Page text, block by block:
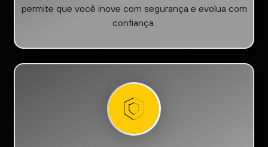
permite que você inove com segurança e evolua com
confiança.